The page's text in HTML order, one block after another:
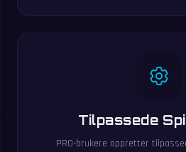
Tilpassede
PRO-brukere oppretter